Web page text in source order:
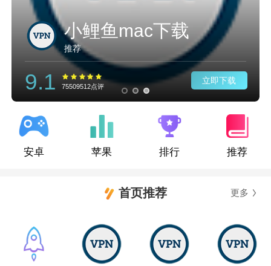
小鲤鱼mac下载
推荐
9.1 75509512点评
立即下载
安卓 苹果 排行 推荐
首页推荐 更多